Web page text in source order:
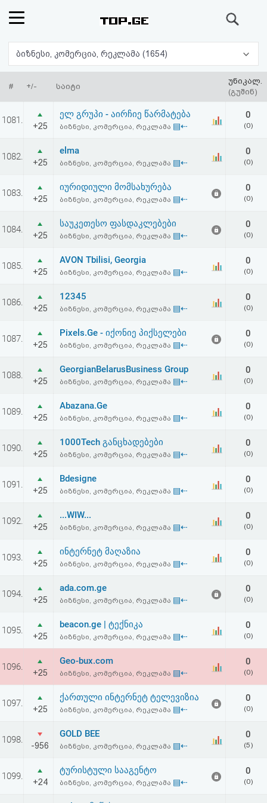
რეიტინგი
(მთავარი)
ფოსტა
პასუხი
ავტორიზაცია
რეგისტრაცია
პაროლის
აღდგენა
HTML
კოდი
შეთანხმება
და
უარყოფა
ბიზნესი, კომერცია, რეკლამა (1654)
# +/- საიტი
უნიკალ.
(გუშინ)
1081.
+25
ელ გრუპი - აირჩიე წარმატება
ბიზნესი, კომერცია, რეკლამა ▤⇠
0
(0)
1082.
+25
elma
ბიზნესი, კომერცია, რეკლამა ▤⇠
0
(0)
1083.
+25
იურიდიული მომსახურება
ბიზნესი, კომერცია, რეკლამა ▤⇠
0
(0)
1084.
+25
საუკეთესო ფასდაკლებები
ბიზნესი, კომერცია, რეკლამა ▤⇠
0
(0)
1085.
+25
AVON Tbilisi, Georgia
ბიზნესი, კომერცია, რეკლამა ▤⇠
0
(0)
1086.
+25
12345
ბიზნესი, კომერცია, რეკლამა ▤⇠
0
(0)
1087.
+25
Pixels.Ge - იქონიე პიქსელები
ბიზნესი, კომერცია, რეკლამა ▤⇠
0
(0)
1088.
+25
GeorgianBelarusBusiness Group
ბიზნესი, კომერცია, რეკლამა ▤⇠
0
(0)
1089.
+25
Abazana.Ge
ბიზნესი, კომერცია, რეკლამა ▤⇠
0
(0)
1090.
+25
1000Tech განცხადებები
ბიზნესი, კომერცია, რეკლამა ▤⇠
0
(0)
1091.
+25
Bdesigne
ბიზნესი, კომერცია, რეკლამა ▤⇠
0
(0)
1092.
+25
...WIW...
ბიზნესი, კომერცია, რეკლამა ▤⇠
0
(0)
1093.
+25
ინტერნეტ მაღაზია
ბიზნესი, კომერცია, რეკლამა ▤⇠
0
(0)
1094.
+25
ada.com.ge
ბიზნესი, კომერცია, რეკლამა ▤⇠
0
(0)
1095.
+25
beacon.ge | ტექნიკა
ბიზნესი, კომერცია, რეკლამა ▤⇠
0
(0)
1096.
+25
Geo-bux.com
ბიზნესი, კომერცია, რეკლამა ▤⇠
0
(0)
1097.
+25
ქართული ინტერნეტ ტელევიზია
ბიზნესი, კომერცია, რეკლამა ▤⇠
0
(0)
1098.
-956
GOLD BEE
ბიზნესი, კომერცია, რეკლამა ▤⇠
0
(5)
1099.
+24
ტურისტული სააგენტო
ბიზნესი, კომერცია, რეკლამა ▤⇠
0
(0)